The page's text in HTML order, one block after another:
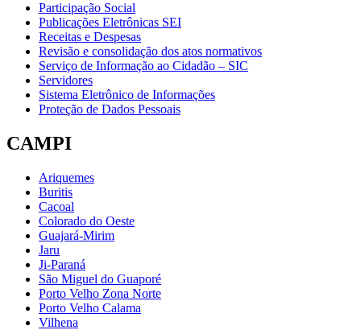
Participação Social
Publicações Eletrônicas SEI
Receitas e Despesas
Revisão e consolidação dos atos normativos
Serviço de Informação ao Cidadão – SIC
Servidores
Sistema Eletrônico de Informações
Proteção de Dados Pessoais
CAMPI
Ariquemes
Buritis
Cacoal
Colorado do Oeste
Guajará-Mirim
Jaru
Ji-Paraná
São Miguel do Guaporé
Porto Velho Zona Norte
Porto Velho Calama
Vilhena